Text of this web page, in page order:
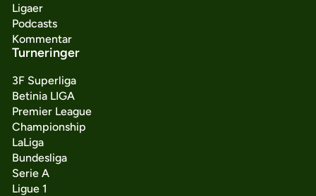
Ligaer
Podcasts
Kommentar
Turneringer
3F Superliga
Betinia LIGA
Premier League
Championship
LaLiga
Bundesliga
Serie A
Ligue 1